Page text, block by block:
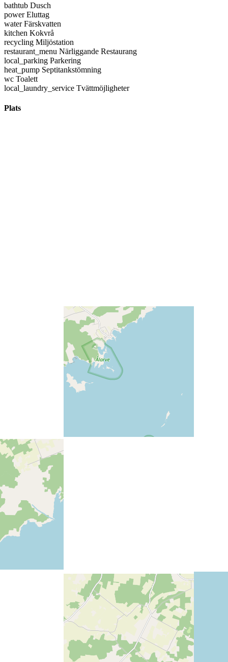
bathtub Dusch
power Eluttag
water Färskvatten
kitchen Kokvrå
recycling Miljöstation
restaurant_menu Närliggande Restaurang
local_parking Parkering
heat_pump Septitankstömning
wc Toalett
local_laundry_service Tvättmöjligheter
Plats